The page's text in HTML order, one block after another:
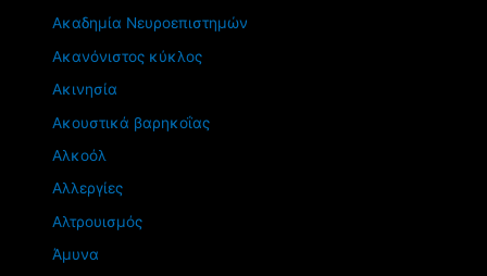
Ακαδημία Νευροεπιστημών
Ακανόνιστος κύκλος
Ακινησία
Ακουστικά βαρηκοΐας
Αλκοόλ
Αλλεργίες
Αλτρουισμός
Άμυνα